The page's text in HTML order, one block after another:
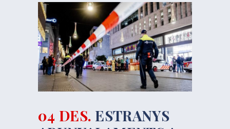
04 DES. ESTRANYS